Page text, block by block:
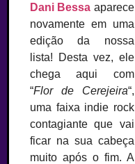
Dani Bessa aparece
novamente em uma
edição da nossa
lista! Desta vez, ele
chega aqui com
“Flor de Cerejeira“,
uma faixa indie rock
contagiante que vai
ficar na sua cabeça
muito após o fim. A